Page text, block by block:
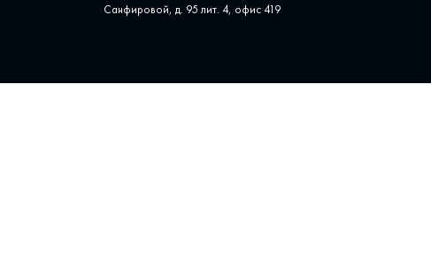
Санфировой, д. 95 лит. 4, офис ​419